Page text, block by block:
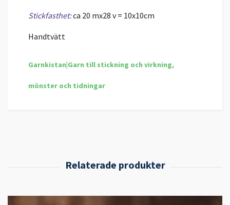
Stickfasthet:ca 20 mx28 v = 10x10cm
Handtvätt
Garnkistan|Garn till stickning och virkning,
mönster och tidningar